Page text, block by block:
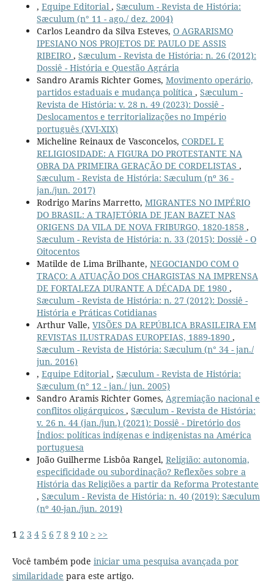
, Equipe Editorial , Sæculum - Revista de História:
Sæculum (n° 11 - ago./ dez. 2004)
Carlos Leandro da Silva Esteves, O AGRARISMO
IPESIANO NOS PROJETOS DE PAULO DE ASSIS
RIBEIRO , Sæculum - Revista de História: n. 26 (2012):
Dossiê - História e Questão Agrária
Sandro Aramis Richter Gomes, Movimento operário,
partidos estaduais e mudança política , Sæculum -
Revista de História: v. 28 n. 49 (2023): Dossiê -
Deslocamentos e territorializações no Império
português (XVI-XIX)
Micheline Reinaux de Vasconcelos, CORDEL E
RELIGIOSIDADE: A FIGURA DO PROTESTANTE NA
OBRA DA PRIMEIRA GERAÇÃO DE CORDELISTAS ,
Sæculum - Revista de História: Sæculum (nº 36 -
jan./jun. 2017)
Rodrigo Marins Marretto, MIGRANTES NO IMPÉRIO
DO BRASIL: A TRAJETÓRIA DE JEAN BAZET NAS
ORIGENS DA VILA DE NOVA FRIBURGO, 1820-1858 ,
Sæculum - Revista de História: n. 33 (2015): Dossiê - O
Oitocentos
Matilde de Lima Brilhante, NEGOCIANDO COM O
TRAÇO: A ATUAÇÃO DOS CHARGISTAS NA IMPRENSA
DE FORTALEZA DURANTE A DÉCADA DE 1980 ,
Sæculum - Revista de História: n. 27 (2012): Dossiê -
História e Práticas Cotidianas
Arthur Valle, VISÕES DA REPÚBLICA BRASILEIRA EM
REVISTAS ILUSTRADAS EUROPEIAS, 1889-1890 ,
Sæculum - Revista de História: Sæculum (n° 34 - jan./
jun. 2016)
, Equipe Editorial , Sæculum - Revista de História:
Sæculum (n° 12 - jan./ jun. 2005)
Sandro Aramis Richter Gomes, Agremiação nacional e
conflitos oligárquicos , Sæculum - Revista de História:
v. 26 n. 44 (jan./jun.) (2021): Dossiê - Diretório dos
Índios: políticas indígenas e indigenistas na América
portuguesa
João Guilherme Lisbôa Rangel, Religião: autonomia,
especificidade ou subordinação? Reflexões sobre a
História das Religiões a partir da Reforma Protestante
, Sæculum - Revista de História: n. 40 (2019): Sæculum
(nº 40-jan./jun. 2019)
1 2 3 4 5 6 7 8 9 10 > >>
Você também pode iniciar uma pesquisa avançada por
similaridade para este artigo.